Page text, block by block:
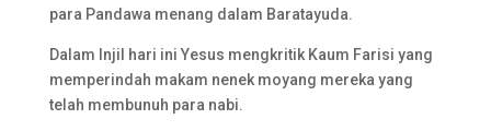
para Pandawa menang dalam Baratayuda.
Dalam Injil hari ini Yesus mengkritik Kaum Farisi yang
memperindah makam nenek moyang mereka yang
telah membunuh para nabi.